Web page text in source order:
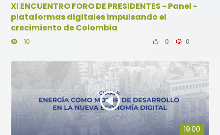
XI ENCUENTRO FORO DE PRESIDENTES - Panel -
plataformas digitales impulsando el
crecimiento de Colombia
10 0 0
19:00